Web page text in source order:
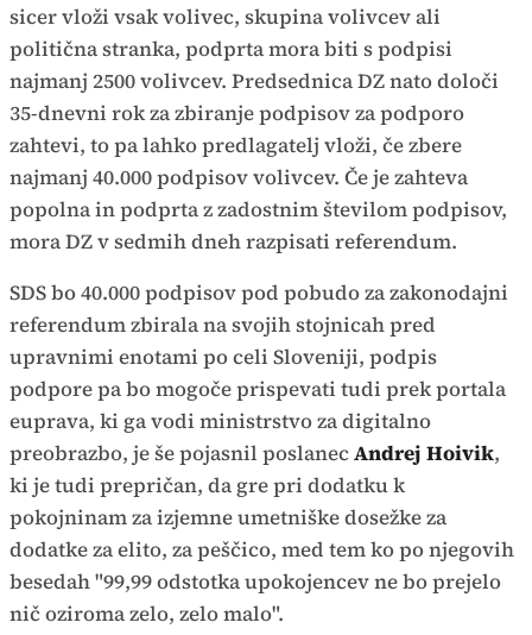
sicer vloži vsak volivec, skupina volivcev ali
politična stranka, podprta mora biti s podpisi
najmanj 2500 volivcev. Predsednica DZ nato določi
35-dnevni rok za zbiranje podpisov za podporo
zahtevi, to pa lahko predlagatelj vloži, če zbere
najmanj 40.000 podpisov volivcev. Če je zahteva
popolna in podprta z zadostnim številom podpisov,
mora DZ v sedmih dneh razpisati referendum.
SDS bo 40.000 podpisov pod pobudo za zakonodajni
referendum zbirala na svojih stojnicah pred
upravnimi enotami po celi Sloveniji, podpis
podpore pa bo mogoče prispevati tudi prek portala
euprava, ki ga vodi ministrstvo za digitalno
preobrazbo, je še pojasnil poslanecAndrej Hoivik,
ki je tudi prepričan, da gre pri dodatku k
pokojninam za izjemne umetniške dosežke za
dodatke za elito, za peščico, med tem ko po njegovih
besedah "99,99 odstotka upokojencev ne bo prejelo
nič oziroma zelo, zelo malo".